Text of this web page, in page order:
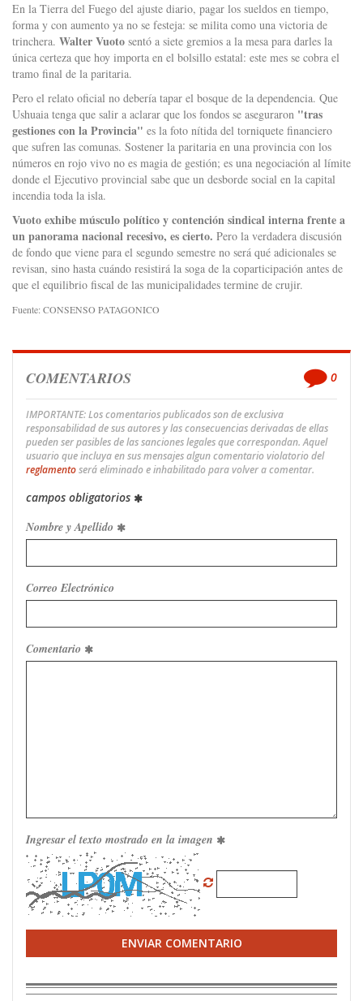
En la Tierra del Fuego del ajuste diario, pagar los sueldos en tiempo,
forma y con aumento ya no se festeja: se milita como una victoria de
trinchera. Walter Vuoto sentó a siete gremios a la mesa para darles la
única certeza que hoy importa en el bolsillo estatal: este mes se cobra el
tramo final de la paritaria.
Pero el relato oficial no debería tapar el bosque de la dependencia. Que
Ushuaia tenga que salir a aclarar que los fondos se aseguraron "tras
gestiones con la Provincia" es la foto nítida del torniquete financiero
que sufren las comunas. Sostener la paritaria en una provincia con los
números en rojo vivo no es magia de gestión; es una negociación al límite
donde el Ejecutivo provincial sabe que un desborde social en la capital
incendia toda la isla.
Vuoto exhibe músculo político y contención sindical interna frente a
un panorama nacional recesivo, es cierto. Pero la verdadera discusión
de fondo que viene para el segundo semestre no será qué adicionales se
revisan, sino hasta cuándo resistirá la soga de la coparticipación antes de
que el equilibrio fiscal de las municipalidades termine de crujir.
Fuente: CONSENSO PATAGONICO
COMENTARIOS 0
IMPORTANTE: Los comentarios publicados son de exclusiva
responsabilidad de sus autores y las consecuencias derivadas de ellas
pueden ser pasibles de las sanciones legales que correspondan. Aquel
usuario que incluya en sus mensajes algun comentario violatorio del
reglamentoserá eliminado e inhabilitado para volver a comentar.
campos obligatorios
Nombre y Apellido
Correo Electrónico
Comentario
Ingresar el texto mostrado en la imagen
ENVIAR COMENTARIO